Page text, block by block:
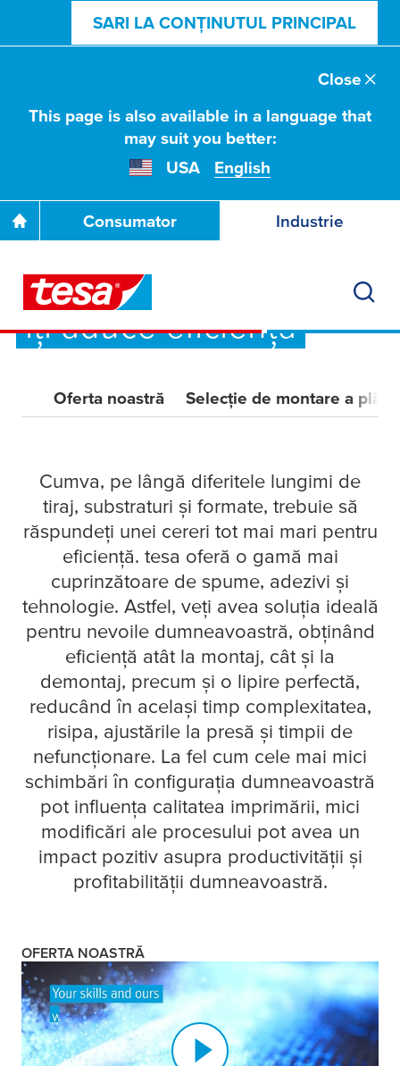
SARI LA CONȚINUTUL PRINCIPAL
This page is also available in a language that
may suit you better:
USA
English
Close
Consumator Industrie
Flexibilitatea noastră
îți aduce eficiență
Oferta noastră Selecție de montare a
Cumva, pe lângă diferitele lungimi de
tiraj, substraturi și formate, trebuie să
răspundeți unei cereri tot mai mari pentru
eficiență. tesa oferă o gamă mai
cuprinzătoare de spume, adezivi și
tehnologie. Astfel, veți avea soluția ideală
pentru nevoile dumneavoastră, obținând
eficiență atât la montaj, cât și la
demontaj, precum și o lipire perfectă,
reducând în același timp complexitatea,
risipa, ajustările la presă și timpii de
nefuncționare. La fel cum cele mai mici
schimbări în configurația dumneavoastră
pot influența calitatea imprimării, mici
modificări ale procesului pot avea un
impact pozitiv asupra productivității și
profitabilității dumneavoastră.
OFERTA NOASTRĂ